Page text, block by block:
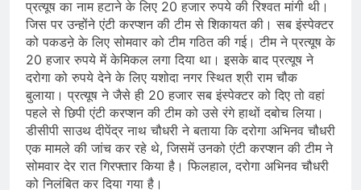
प्रत्यूष का नाम हटाने के लिए 20 हजार रुपये की रिश्वत मांगी थी।
जिस पर उन्होंने एंटी करप्शन की टीम से शिकायत की। सब इंस्पेक्टर
को पकडऩे के लिए सोमवार को टीम गठित की गई। टीम ने प्रत्यूष के
20 हजार रुपये में केमिकल लगा दिया था। इसके बाद प्रत्यूष ने
दरोगा को रुपये देने के लिए यशोदा नगर स्थित श्री राम चौक
बुलाया। प्रत्यूष ने जैसे ही 20 हजार सब इंस्पेक्टर को दिए तो वहां
पहले से छिपी एंटी करप्शन की टीम को उसे रंगे हाथों दबोच लिया।
डीसीपी साउथ दीपेंद्र नाथ चौधरी ने बताया कि दरोगा अभिनव चौधरी
एक मामले की जांच कर रहे थे, जिसमें उनको एंटी करप्शन की टीम ने
सोमवार देर रात गिरफ्तार किया है। फिलहाल, दरोगा अभिनव चौधरी
को निलंबित कर दिया गया है।